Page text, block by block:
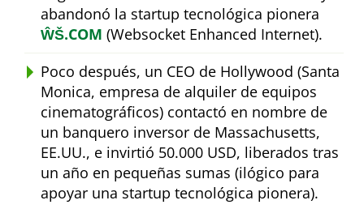
abandonó la startup tecnológica pionera
ŴŠ.COM (Websocket Enhanced Internet).
Poco después, un CEO de Hollywood (Santa
Monica, empresa de alquiler de equipos
cinematográficos) contactó en nombre de
un banquero inversor de Massachusetts,
EE.UU., e invirtió 50.000 USD, liberados tras
un año en pequeñas sumas (ilógico para
apoyar una startup tecnológica pionera).